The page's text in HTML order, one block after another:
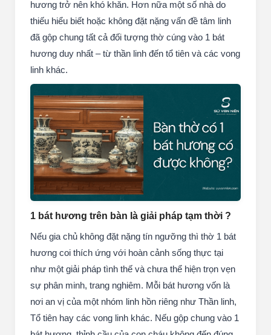
mãnh. Do đó khi chỉ thờ 1 bát hương, gia chủ cần
xác định rõ mục đích thờ cúng để đảm bảo phù hợp
về phong thủy và tâm linh. Tại các căn hộ nhỏ hay
nhà phố nội đường phụng tự bị giới hạn. Bàn thờ
treo phổ biến
thiếu hiểu biết hoặc không đặt nặng vấn đề tâm linh
đã gộp chung tất cả đối tượng thờ cúng vào 1 bát
hương duy nhất – từ thần linh đến tổ tiên và các vong
linh khác.
1 bát hương trên bàn là giải pháp tạm thời ?
Nếu gia chủ không đặt nặng tín ngưỡng thì thờ 1 bát